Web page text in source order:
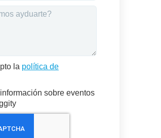
la política de
sobre eventos